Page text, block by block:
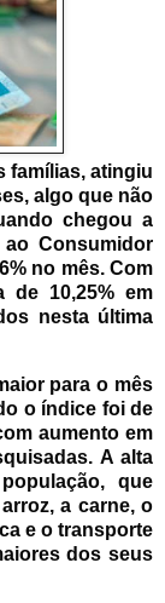
famílias, atingiu
algo que não
chegou a
Consumidor
no mês. Com
de 10,25% em
nesta última
para o mês
o índice foi de
aumento em
A alta
que
a carne, o
e o transporte
dos seus